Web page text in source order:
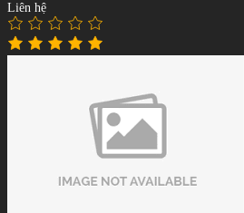
Liên hệ